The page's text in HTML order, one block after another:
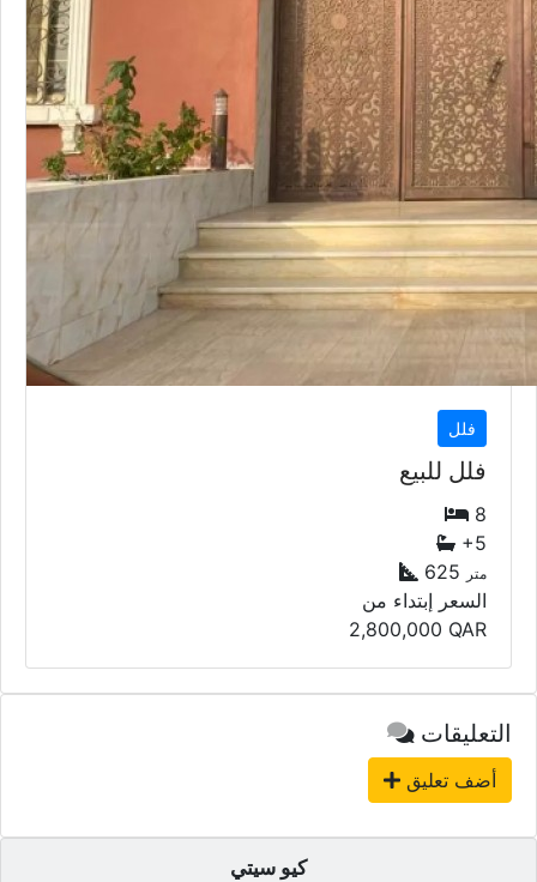
فلل
فلل للبيع
8
+5
625 متر
السعر إبتداء من
2,800,000 QAR
التعليقات
أضف تعليق
كيو سيتي